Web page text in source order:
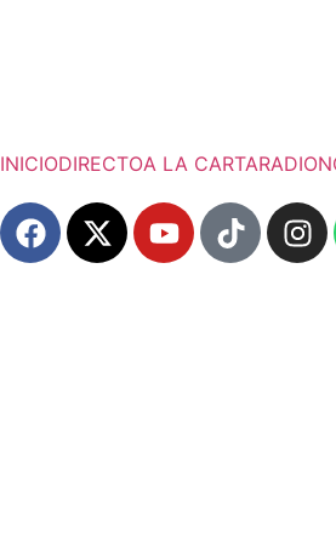
INICIODIRECTOA LA CARTARADIO